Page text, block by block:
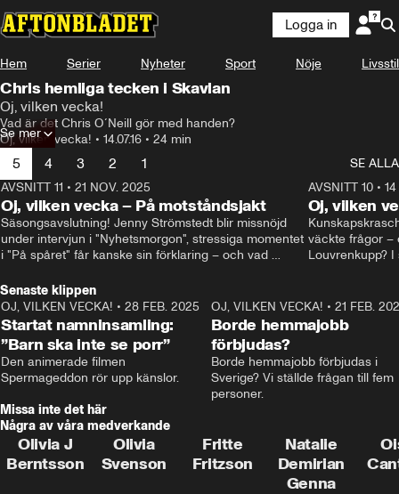
Logga in
Hem Serier Nyheter Sport Nöje Livsstil
Chris hemliga tecken i Skavlan
Oj, vilken vecka!
Vad är det Chris O´Neill gör med handen?
Oj, vilken vecka! • 14.07.16 • 24 min
Se mer
5 4 3 2 1
SE ALLA
AVSNITT 11 • 21 NOV. 2025
Oj, vilken vecka – På motståndsjakt
Säsongsavslutning! Jenny Strömstedt blir missnöjd
under intervjun i "Nyhetsmorgon", stressiga momentet
i "På spåret" får kanske sin förklaring – och vad
Cantwell och Karin Pettersson.
AVSNITT 10•
Oj, vilken
väckte frågor –
Louvrenkupp?
Senaste klippen
2:40
OJ, VILKEN VECKA! • 28 FEB. 2025
Startat namninsamling:
”Barn ska inte se porr”
Den animerade filmen
Spermageddon rör upp känslor.
OJ, VILKEN VECKA! • 21 FEB.
Borde hemmajobb
förbjudas?
Borde hemmajobb förbjudas i
Sverige? Vi ställde frågan till fem
personer.
Missa inte det här
Några av våra medverkande
Olivia J
Berntsson
Olivia
Svenson
Fritte
Fritzson
Natalie
Demirian
Genna